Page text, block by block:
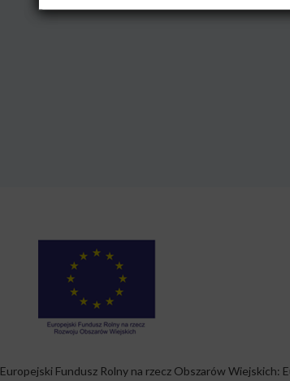
Europejski Fundusz Rolny na rzecz Obszarów Wiejskich: